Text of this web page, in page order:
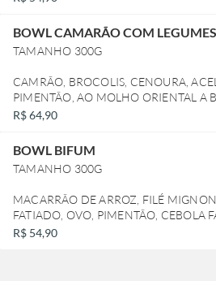
BOWL CAMARÃO COM LEGUMES
TAMANHO 300G
CAMRÃO, BROCOLIS, CENOURA,
PIMENTÃO, AO MOLHO ORIENTAL A
SHOYU.
R$ 64,90
BOWL BIFUM
TAMANHO 300G
MACARRÃO DE ARROZ, FILÉ
FATIADO, OVO, PIMENTÃO, CEBOLA FATIADO,
LEVEMENTE TEMPERADO.
R$ 54,90